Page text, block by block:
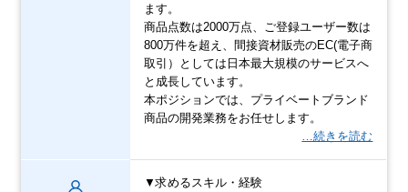
ます。
商品点数は2000万点、ご登録ユーザー数は
800万件を超え、間接資材販売のEC(電子商
取引）としては日本最大規模のサービスへ
と成長しています。
本ポジションでは、プライベートブランド
商品の開発業務をお任せします。
…続きを読む
▼求めるスキル・経験